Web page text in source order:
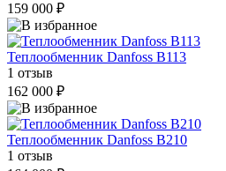
159 000 ₽
Теплообменник Danfoss B113
1 отзыв
162 000 ₽
Теплообменник Danfoss B210
1 отзыв